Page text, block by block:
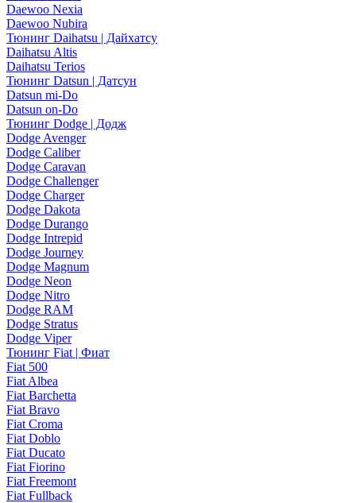
Daewoo Nexia
Daewoo Nubira
Тюнинг Daihatsu | Дайхатсу
Daihatsu Altis
Daihatsu Terios
Тюнинг Datsun | Датсун
Datsun mi-Do
Datsun on-Do
Тюнинг Dodge | Додж
Dodge Avenger
Dodge Caliber
Dodge Caravan
Dodge Challenger
Dodge Charger
Dodge Dakota
Dodge Durango
Dodge Intrepid
Dodge Journey
Dodge Magnum
Dodge Neon
Dodge Nitro
Dodge RAM
Dodge Stratus
Dodge Viper
Тюнинг Fiat | Фиат
Fiat 500
Fiat Albea
Fiat Barchetta
Fiat Bravo
Fiat Croma
Fiat Doblo
Fiat Ducato
Fiat Fiorino
Fiat Freemont
Fiat Fullback